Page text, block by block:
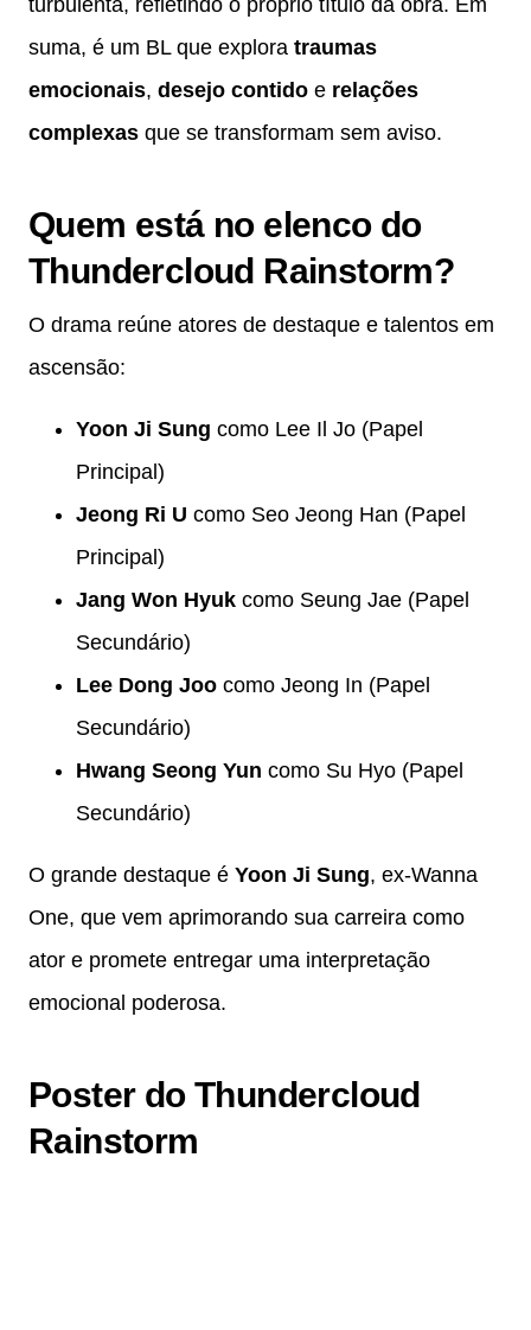
suma, é um BL que explora traumas
emocionais, desejo contido e relações
complexas que se transformam sem aviso.
Quem está no elenco do
Thundercloud Rainstorm?
O drama reúne atores de destaque e talentos em
ascensão:
Yoon Ji Sung como Lee Il Jo (Papel
Principal)
Jeong Ri U como Seo Jeong Han (Papel
Principal)
Jang Won Hyuk como Seung Jae (Papel
Secundário)
Lee Dong Joo como Jeong In (Papel
Secundário)
Hwang Seong Yun como Su Hyo (Papel
Secundário)
O grande destaque é Yoon Ji Sung, ex-Wanna
One, que vem aprimorando sua carreira como
ator e promete entregar uma interpretação
emocional poderosa.
Poster do Thundercloud
Rainstorm